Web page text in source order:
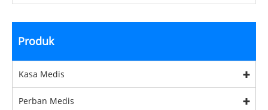
Produk
Kasa Medis
Perban Medis